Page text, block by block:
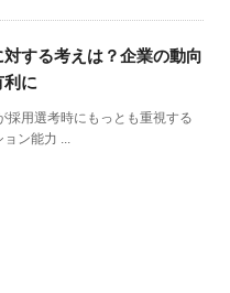
する考えは？企業の動向
利に
採用選考時にもっとも重視する
ン能力 ...